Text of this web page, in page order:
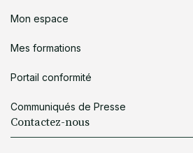
Mon espace
Mes formations
Portail conformité
Communiqués de Presse
Contactez-nous